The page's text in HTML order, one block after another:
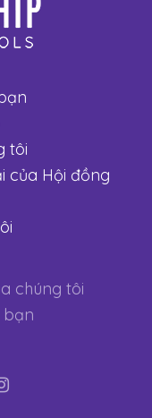
tôi
của Hội đồng
chúng tôi